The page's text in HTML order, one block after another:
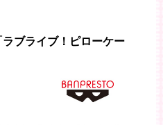
ブライブ！ピローケー